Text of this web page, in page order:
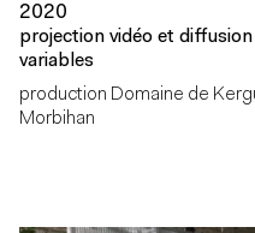
2020
projection vidéo et
variables
production Domaine de
Morbihan